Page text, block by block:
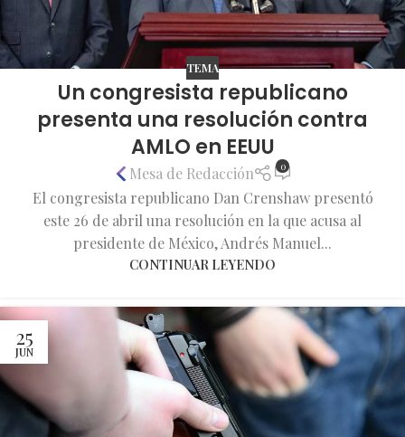
TEMA
Un congresista republicano
presenta una resolución contra
AMLO en EEUU
Mesa de Redacción 0
El congresista republicano Dan Crenshaw presentó
este 26 de abril una resolución en la que acusa al
presidente de México, Andrés Manuel...
CONTINUAR LEYENDO
25
JUN